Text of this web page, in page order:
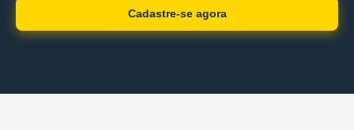
Cadastre-se agora